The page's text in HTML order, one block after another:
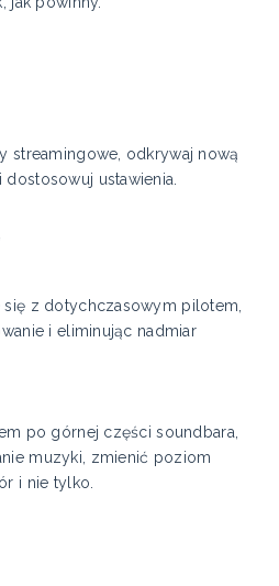
streamingowe, odkrywaj nową
ustawienia.
z dotychczasowym pilotem,
i eliminując nadmiar
po górnej części soundbara,
muzyki, zmienić poziom
i nie tylko.